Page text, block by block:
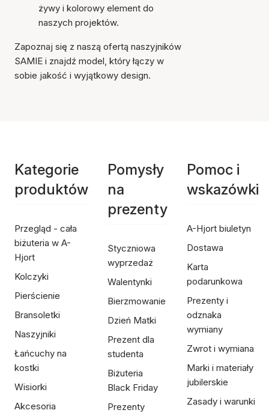
żywy i kolorowy element do
naszych projektów.
Zapoznaj się z naszą ofertą naszyjników
SAMIE i znajdź model, który łączy w
sobie jakość i wyjątkowy design.
Kategorie
produktów
Przegląd - cała
biżuteria w A-
Hjort
Kolczyki
Pierścienie
Bransoletki
Naszyjniki
Łańcuchy na
kostki
Wisiorki
Akcesoria
Pomysły
na
prezenty
Styczniowa
wyprzedaż
Walentynki
Bierzmowanie
Dzień Matki
Prezent dla
studenta
Biżuteria
Black Friday
Prezenty
Pomoc i
wskazówki
A-Hjort biuletyn
Dostawa
Karta
podarunkowa
Prezenty i
odznaka
wymiany
Zwrot i wymiana
Marki i materiały
jubilerskie
Zasady i warunki